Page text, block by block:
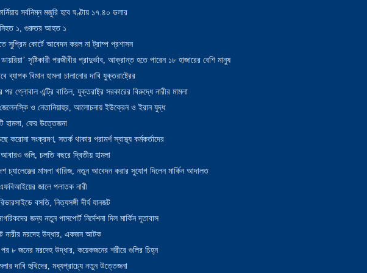
সর্বনিম্ন মজুরি হবে ঘণ্টায় ১৭.৪০ ডলার
নিহত ১, গুরুতর আহত ১
সুপ্রিম কোর্টে আবেদন করল না ট্রাম্প প্রশাসন
ডায়রিয়া’ সৃষ্টিকারী পরজীবীর প্রাদুর্ভাব, আক্রান্ত হতে পারেন ১৮ হাজারের বেশি মানুষ
ব্যাপক বিমান হামলা চালানোর দাবি যুক্তরাষ্ট্রের
পর গ্লোবাল এন্ট্রি বাতিল, যুক্তরাষ্ট্র সরকারের বিরুদ্ধে নারীর মামলা
ও নেতানিয়াহুর, আলোচনায় ইউক্রেন ও ইরান যুদ্ধ
হামলা, ফের উত্তেজনা
করোনা সংক্রমণ, সতর্ক থাকার পরামর্শ স্বাস্থ্য কর্মকর্তাদের
আবারও গুলি, চলতি বছরে দ্বিতীয় হামলা
চ্যালেঞ্জের মামলা খারিজ, নতুন আবেদন করার সুযোগ দিলেন মার্কিন আদালত
জালে পলাতক নারী
বসতি, নিত্যসঙ্গী দীর্ঘ যানজট
জন্য নতুন পাসপোর্ট নির্দেশনা দিল মার্কিন দূতাবাস
নারীর মরদেহ উদ্ধার, একজন আটক
পর ৮ জনের মরদেহ উদ্ধার, কয়েকজনের শরীরে গুলির চিহ্ন
দাবি হুথিদের, মধ্যপ্রাচ্যে নতুন উত্তেজনা